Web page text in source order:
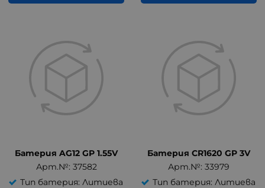
Батерия AG12 GP 1.55V
Арт.№: 37582
Тип батерия: Литиева
Батерия CR1620 GP 3V
Арт.№: 33979
Тип батерия: Литиева